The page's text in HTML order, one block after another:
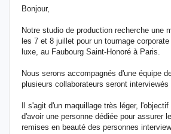
Bonjour,
Notre studio de production recherche une
les 7 et 8 juillet pour un tournage
luxe, au Faubourg Saint-Honoré à Paris.
Nous serons accompagnés d'une équipe
plusieurs collaborateurs seront
Il s'agit d'un maquillage très léger,
d'avoir une personne dédiée pour assurer
remises en beauté des personnes